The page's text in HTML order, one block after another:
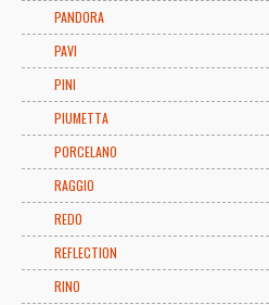
PANDORA
PAVI
PINI
PIUMETTA
PORCELANO
RAGGIO
REDO
REFLECTION
RINO